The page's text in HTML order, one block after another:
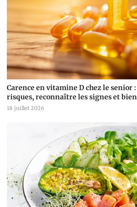
Carence en vitamine D chez le senior
risques, reconnaître les signes et
18 juillet 2026